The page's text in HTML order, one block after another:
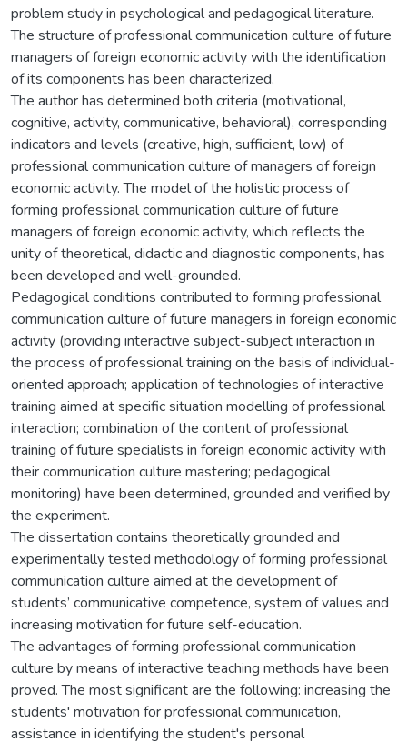
problem study in psychological and pedagogical literature.
The structure of professional communication culture of future
managers of foreign economic activity with the identification
of its components has been characterized.
The author has determined both criteria (motivational,
cognitive, activity, communicative, behavioral), corresponding
indicators and levels (creative, high, sufficient, low) of
professional communication culture of managers of foreign
economic activity. The model of the holistic process of
forming professional communication culture of future
managers of foreign economic activity, which reflects the
unity of theoretical, didactic and diagnostic components, has
been developed and well-grounded.
Pedagogical conditions contributed to forming professional
communication culture of future managers in foreign economic
activity (providing interactive subject-subject interaction in
the process of professional training on the basis of individual-
oriented approach; application of technologies of interactive
training aimed at specific situation modelling of professional
interaction; combination of the content of professional
training of future specialists in foreign economic activity with
their communication culture mastering; pedagogical
monitoring) have been determined, grounded and verified by
the experiment.
The dissertation contains theoretically grounded and
experimentally tested methodology of forming professional
communication culture aimed at the development of
students’ communicative competence, system of values and
increasing motivation for future self-education.
The advantages of forming professional communication
culture by means of interactive teaching methods have been
proved. The most significant are the following: increasing the
students' motivation for professional communication,
assistance in identifying the student's personal